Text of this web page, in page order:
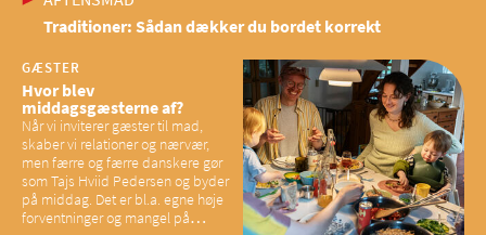
Traditioner: Sådan dækker du bordet korrekt
GÆSTER
Hvor blev
middagsgæsterne af?
Når vi inviterer gæster til mad,
skaber vi relationer og nærvær,
men færre og færre danskere gør
som Tajs Hviid Pedersen og byder
på middag. Det er bl.a. egne høje
forventninger og mangel på